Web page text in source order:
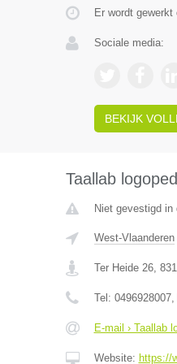
Er wordt gewerkt
Sociale media:
BEKIJK
Taallab
Niet gevestigd
West-Vlaanderen
Ter Heide 26,
Tel: 0496928007,
E-mail › Taallab
Website: https://